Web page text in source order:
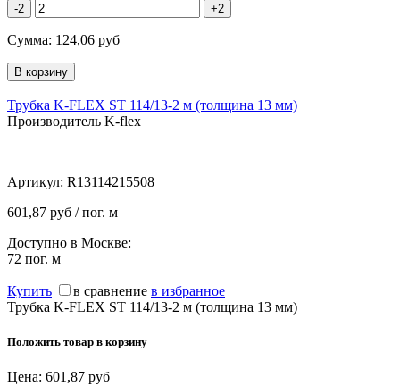
-2 +2
Сумма: 124,06 руб
Трубка K-FLEX ST 114/13-2 м (толщина 13 мм)
Производитель K-flex
Артикул: R13114215508
601,87 руб / пог. м
Доступно в Москве:
72 пог. м
Купить в сравнение в избранное
Трубка K-FLEX ST 114/13-2 м (толщина 13 мм)
Положить товар в корзину
Цена: 601,87 руб